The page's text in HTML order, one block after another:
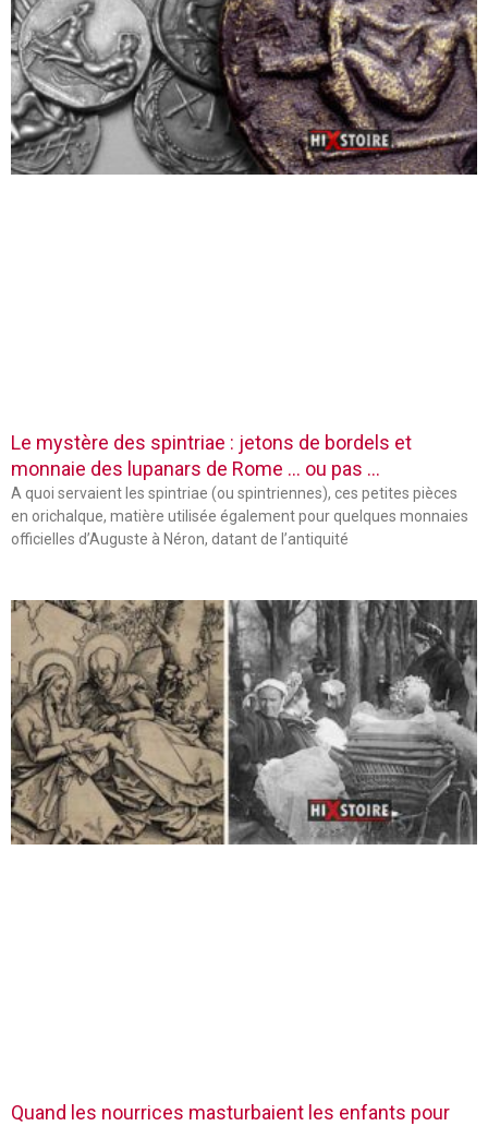
Le mystère des spintriae : jetons de bordels et
monnaie des lupanars de Rome … ou pas …
A quoi servaient les spintriae (ou spintriennes), ces petites pièces
en orichalque, matière utilisée également pour quelques monnaies
officielles d’Auguste à Néron, datant de l’antiquité
Quand les nourrices masturbaient les enfants pour